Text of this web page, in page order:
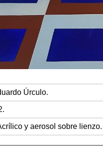
Úrculo.
y aerosol sobre lienzo.